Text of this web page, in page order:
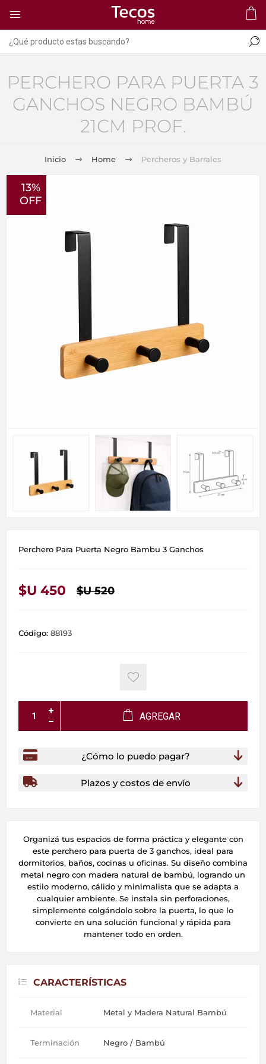
PERCHERO PARA PUERTA 3
GANCHOS NEGRO BAMBÚ
21CM PROF.
Inicio Home Percheros y Barrales
13%
OFF
Perchero Para Puerta Negro Bambu 3 Ganchos
$U 450 $U 520
Código: 88193
AGREGAR
¿Cómo lo puedo pagar?
Plazos y costos de envío
Organizá tus espacios de forma práctica y elegante con
este perchero para puerta de 3 ganchos, ideal para
dormitorios, baños, cocinas u oficinas. Su diseño combina
metal negro con madera natural de bambú, logrando un
estilo moderno, cálido y minimalista que se adapta a
cualquier ambiente. Se instala sin perforaciones,
simplemente colgándolo sobre la puerta, lo que lo
convierte en una solución funcional y rápida para
mantener todo en orden.
CARACTERÍSTICAS
Material Metal y Madera Natural Bambú
Terminación Negro / Bambú